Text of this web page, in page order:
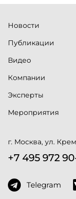
Новости
Публикации
Видео
Компании
Эксперты
Мероприятия
г. Москва, ул.
+7 495 972
Telegram